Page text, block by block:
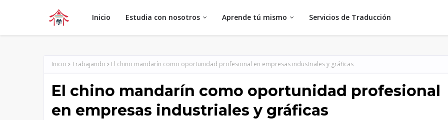
Inicio Estudia con nosotros Aprende tú mismo Servicios de Traducción
Inicio Trabajando El chino mandarín como oportunidad profesional en empresas industriales y gráficas
El chino mandarín como oportunidad profesional
en empresas industriales y gráficas